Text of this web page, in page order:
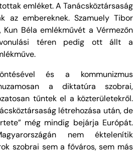
emléket. A Tanácsköztársaság
az embereknek. Szamuely Tibor
Kun Béla emlékművét a Vérmezőn
téren pedig ott állt a
és a kommunizmus
a diktatúra szobrai,
tűntek el a közterületekről.
létrehozása után, de
még mindig bejárja Európát.
nem éktelenítik
szobrai sem a főváros, sem más